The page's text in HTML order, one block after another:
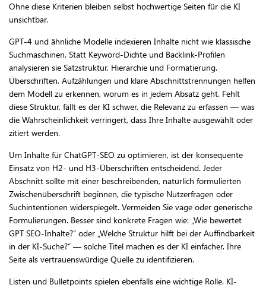
Ohne diese Kriterien bleiben selbst hochwertige Seiten für die KI
unsichtbar.
GPT-4 und ähnliche Modelle indexieren Inhalte nicht wie klassische
Suchmaschinen. Statt Keyword-Dichte und Backlink-Profilen
analysieren sie Satzstruktur, Hierarchie und Formatierung.
Überschriften, Aufzählungen und klare Abschnittstrennungen helfen
dem Modell zu erkennen, worum es in jedem Absatz geht. Fehlt
diese Struktur, fällt es der KI schwer, die Relevanz zu erfassen — was
die Wahrscheinlichkeit verringert, dass Ihre Inhalte ausgewählt oder
zitiert werden.
Um Inhalte für ChatGPT-SEO zu optimieren, ist der konsequente
Einsatz von H2- und H3-Überschriften entscheidend. Jeder
Abschnitt sollte mit einer beschreibenden, natürlich formulierten
Zwischenüberschrift beginnen, die typische Nutzerfragen oder
Suchintentionen widerspiegelt. Vermeiden Sie vage oder generische
Formulierungen. Besser sind konkrete Fragen wie: „Wie bewertet
GPT SEO-Inhalte?“ oder „Welche Struktur hilft bei der Auffindbarkeit
in der KI-Suche?“ — solche Titel machen es der KI einfacher, Ihre
Seite als vertrauenswürdige Quelle zu identifizieren.
Listen und Bulletpoints spielen ebenfalls eine wichtige Rolle. KI-